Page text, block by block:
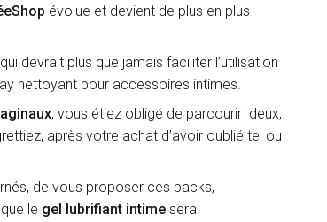
évolue et devient de plus en plus
devrait plus que jamais faciliter l’utilisation
nettoyant pour accessoires intimes.
, vous étiez obligé de parcourir deux,
après votre achat d’avoir oublié tel ou
de vous proposer ces packs,
le gel lubrifiant intime sera